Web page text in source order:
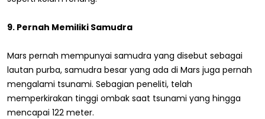
9. Pernah Memiliki Samudra
Mars pernah mempunyai samudra yang disebut sebagai
lautan purba, samudra besar yang ada di Mars juga pernah
mengalami tsunami. Sebagian peneliti, telah
memperkirakan tinggi ombak saat tsunami yang hingga
mencapai 122 meter.